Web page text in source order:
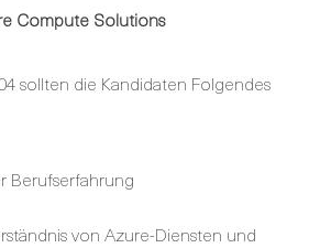
Compute Solutions
sollten die Kandidaten Folgendes
Berufserfahrung
von Azure-Diensten und